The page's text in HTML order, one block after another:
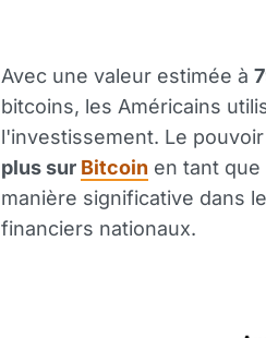
Avec une valeur estimée à
bitcoins, les Américains
l'investissement. Le
plus sur Bitcoin en tant que
manière significative dans
financiers nationaux.